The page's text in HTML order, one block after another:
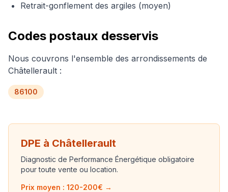
Retrait-gonflement des argiles (moyen)
Codes postaux desservis
Nous couvrons l'ensemble des arrondissements de
Châtellerault :
86100
DPE à Châtellerault
Diagnostic de Performance Énergétique obligatoire
pour toute vente ou location.
Prix moyen : 120-200€ →